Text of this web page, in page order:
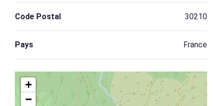
Code Postal 30210
Pays France
+
−